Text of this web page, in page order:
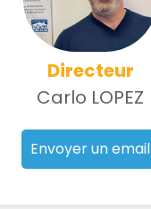
Directeur
Carlo LOPEZ
Envoyer un email